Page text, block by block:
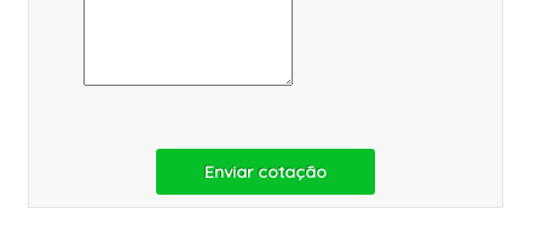
Enviar cotação